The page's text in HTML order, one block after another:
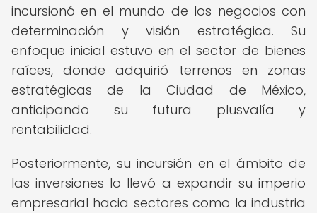
incursionó en el mundo de los negocios con
determinación y visión estratégica. Su
enfoque inicial estuvo en el sector de bienes
raíces, donde adquirió terrenos en zonas
estratégicas de la Ciudad de México,
anticipando su futura plusvalía y
rentabilidad.
Posteriormente, su incursión en el ámbito de
las inversiones lo llevó a expandir su imperio
empresarial hacia sectores como la industria